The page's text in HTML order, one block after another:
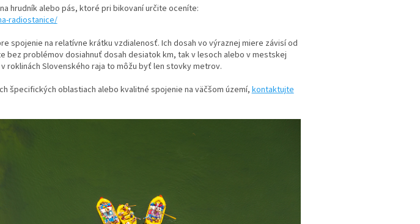
na hrudník alebo pás, ktoré pri bikovaní určite oceníte:
radiostanice/
spojenie na relatívne krátku vzdialenosť. Ich dosah vo výraznej miere závisí od
bez problémov dosiahnuť dosah desiatok km, tak v lesoch alebo v mestskej
roklinách Slovenského raja to môžu byť len stovky metrov.
špecifických oblastiach alebo kvalitné spojenie na väčšom území, kontaktujte